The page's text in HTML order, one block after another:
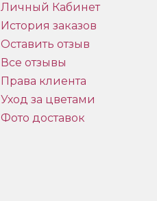
Личный Кабинет
История заказов
Оставить отзыв
Все отзывы
Права клиента
Уход за цветами
Фото доставок